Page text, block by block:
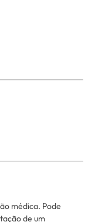
médica. Pode
de um